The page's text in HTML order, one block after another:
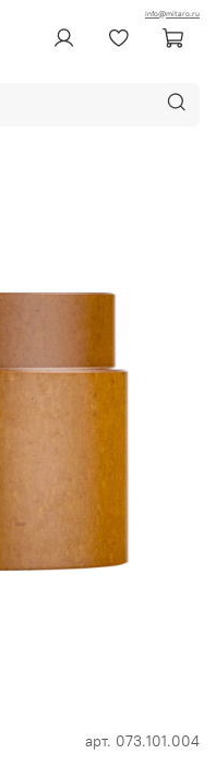
info@mitaro.ru
арт. 073.101.004